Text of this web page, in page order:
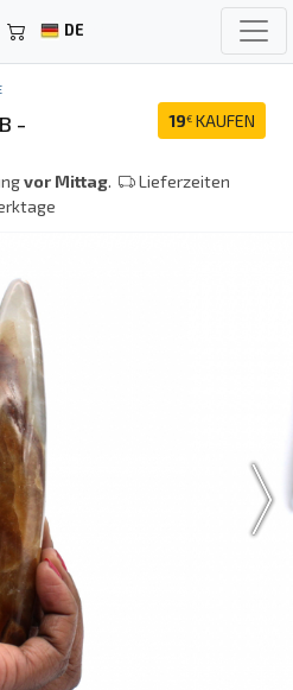
DE
19€ KAUFEN
-
vor Mittag.
Lieferzeiten